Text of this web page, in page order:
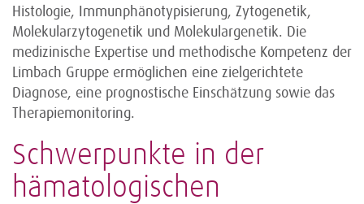
Histologie, Immunphänotypisierung, Zytogenetik,
Molekularzytogenetik und Molekulargenetik. Die
medizinische Expertise und methodische Kompetenz der
Limbach Gruppe ermöglichen eine zielgerichtete
Diagnose, eine prognostische Einschätzung sowie das
Therapiemonitoring.
Schwerpunkte in der
hämatologischen